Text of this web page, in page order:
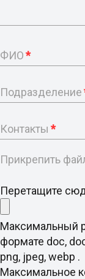
ФИО*
Подразделение
Контакты *
Прикрепить
Перетащите
Максимальный
формате doc,
png, jpeg, webp .
Максимальное